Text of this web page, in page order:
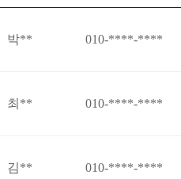
박** 010-****-****
최** 010-****-****
김** 010-****-****